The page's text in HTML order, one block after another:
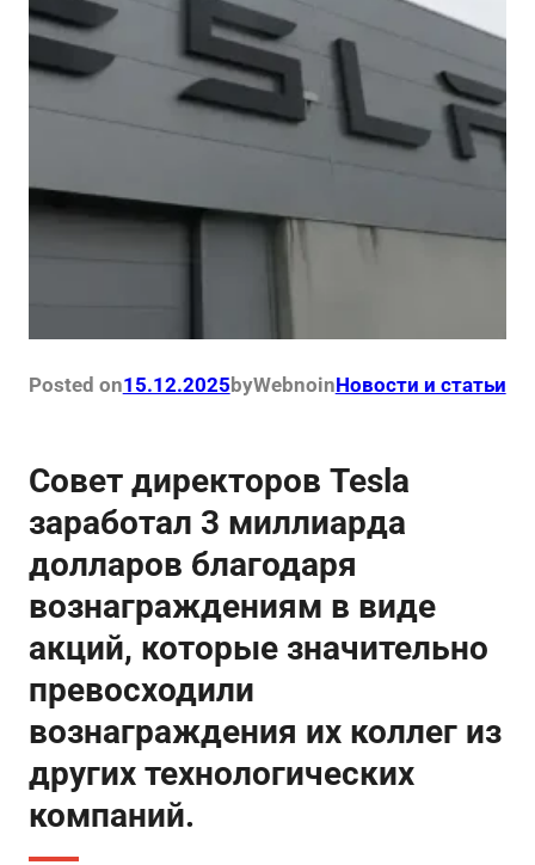
Posted on15.12.2025 byWebnoinНовости и статьи
Совет директоров Tesla
заработал 3 миллиарда
долларов благодаря
вознаграждениям в виде
акций, которые значительно
превосходили
вознаграждения их коллег из
других технологических
компаний.